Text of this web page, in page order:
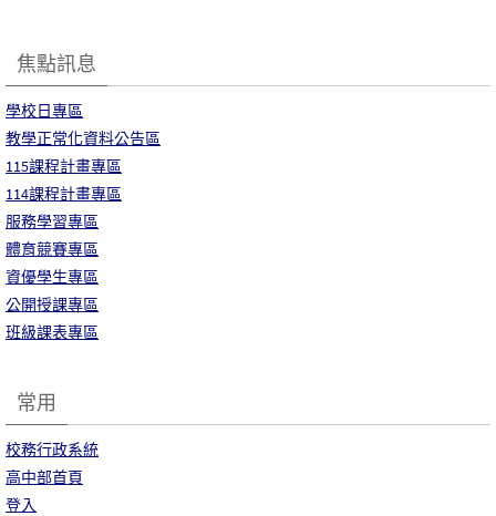
焦點訊息
學校日專區
教學正常化資料公告區
115課程計畫專區
114課程計畫專區
服務學習專區
體育競賽專區
資優學生專區
公開授課專區
班級課表專區
常用
校務行政系統
高中部首頁
登入